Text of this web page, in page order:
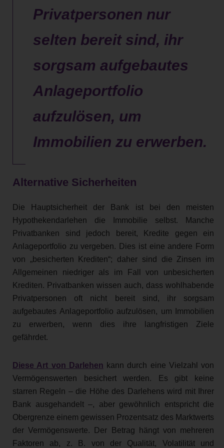
Privatpersonen nur
selten bereit sind, ihr
sorgsam aufgebautes
Anlageportfolio
aufzulösen, um
Immobilien zu erwerben.
Alternative Sicherheiten
Die Hauptsicherheit der Bank ist bei den meisten
Hypothekendarlehen die Immobilie selbst. Manche
Privatbanken sind jedoch bereit, Kredite gegen ein
Anlageportfolio zu vergeben. Dies ist eine andere Form
von „besicherten Krediten“; daher sind die Zinsen im
Allgemeinen niedriger als im Fall von unbesicherten
Krediten. Privatbanken wissen auch, dass wohlhabende
Privatpersonen oft nicht bereit sind, ihr sorgsam
aufgebautes Anlageportfolio aufzulösen, um Immobilien
zu erwerben, wenn dies ihre langfristigen Ziele
gefährdet.
Diese Art von Darlehen kann durch eine Vielzahl von
Vermögenswerten besichert werden. Es gibt keine
starren Regeln – die Höhe des Darlehens wird mit Ihrer
Bank ausgehandelt –, aber gewöhnlich entspricht die
Obergrenze einem gewissen Prozentsatz des Marktwerts
der Vermögenswerte. Der Betrag hängt von mehreren
Faktoren ab, z. B. von der Qualität, Volatilität und